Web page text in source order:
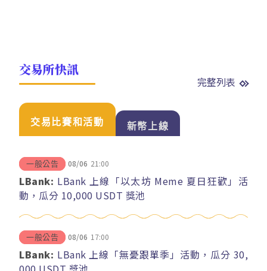
交易所快訊
完整列表
交易比賽和活動 新幣上線
一般公告 08/06 21:00
LBank: LBank 上線「以太坊 Meme 夏日狂歡」活
動，瓜分 10,000 USDT 獎池
一般公告 08/06 17:00
LBank: LBank 上線「無憂跟單季」活動，瓜分 30,